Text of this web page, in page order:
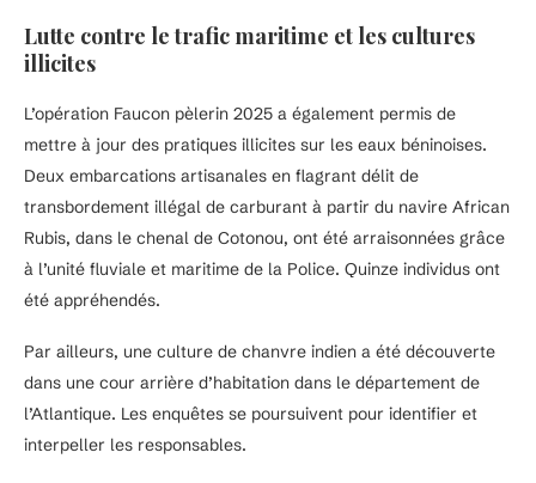
Lutte contre le trafic maritime et les cultures
illicites
L’opération Faucon pèlerin 2025 a également permis de
mettre à jour des pratiques illicites sur les eaux béninoises.
Deux embarcations artisanales en flagrant délit de
transbordement illégal de carburant à partir du navire African
Rubis, dans le chenal de Cotonou, ont été arraisonnées grâce
à l’unité fluviale et maritime de la Police. Quinze individus ont
été appréhendés.
Par ailleurs, une culture de chanvre indien a été découverte
dans une cour arrière d’habitation dans le département de
l’Atlantique. Les enquêtes se poursuivent pour identifier et
interpeller les responsables.